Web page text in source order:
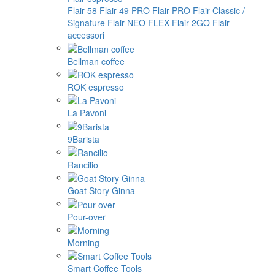
Flair 58 Flair 49 PRO Flair PRO Flair Classic /
Signature Flair NEO FLEX Flair 2GO Flair
accessori
Bellman coffee
ROK espresso
La Pavoni
9Barista
Rancilio
Goat Story Ginna
Pour-over
Morning
Smart Coffee Tools